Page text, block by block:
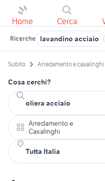
Home Cerca
Ricerche lavandino acciaio
Subito Arredamento e casalinghi
Cosa cerchi?
Arredamento e
Casalinghi